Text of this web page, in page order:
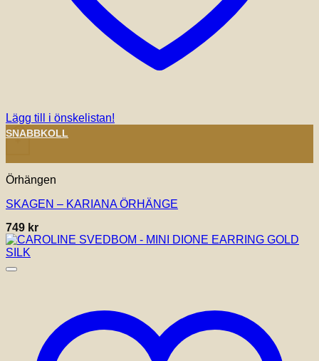
Lägg till i önskelistan!
+
SNABBKOLL
Örhängen
SKAGEN – KARIANA ÖRHÄNGE
749 kr